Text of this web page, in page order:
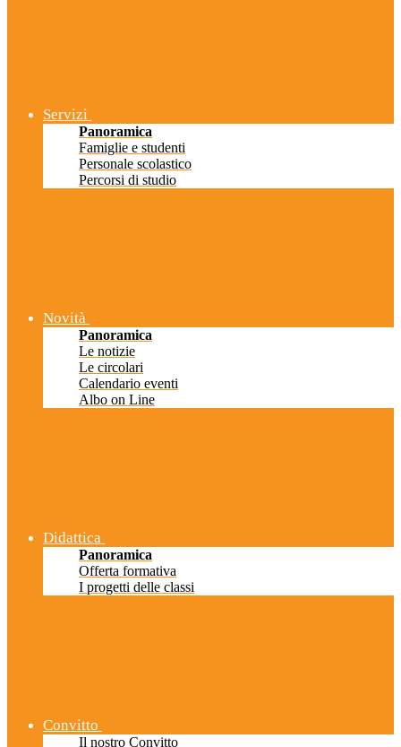
Servizi
Panoramica
Famiglie e studenti
Personale scolastico
Percorsi di studio
Novità
Panoramica
Le notizie
Le circolari
Calendario eventi
Albo on Line
Didattica
Panoramica
Offerta formativa
I progetti delle classi
Convitto
Il nostro Convitto